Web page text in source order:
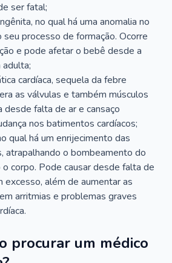
ser fatal;
no qual há uma anomalia no
seu processo de formação. Ocorre
e pode afetar o bebê desde a
adulta;
cardíaca, sequela da febre
as válvulas e também músculos
desde falta de ar e cansaço
nos batimentos cardíacos;
qual há um enrijecimento das
atrapalhando o bombeamento do
corpo. Pode causar desde falta de
excesso, além de aumentar as
arritmias e problemas graves
procurar um médico